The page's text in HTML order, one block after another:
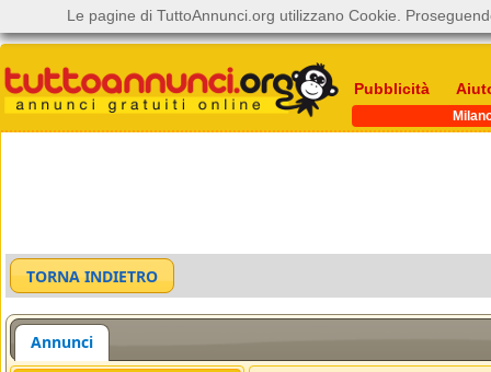
Pubblicità
Annunci
Le pagine di TuttoAnnunci.org utilizzano Cookie.